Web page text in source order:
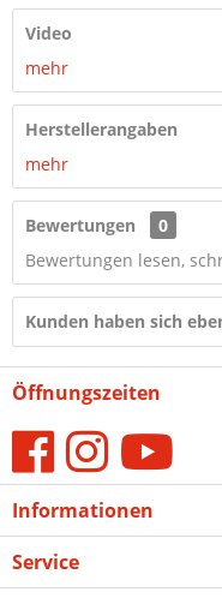
Video
mehr
Herstellerangaben
mehr
Bewertungen
0
Bewertungen lesen,
Kunden haben sich
Öffnungszeiten
Informationen
Service